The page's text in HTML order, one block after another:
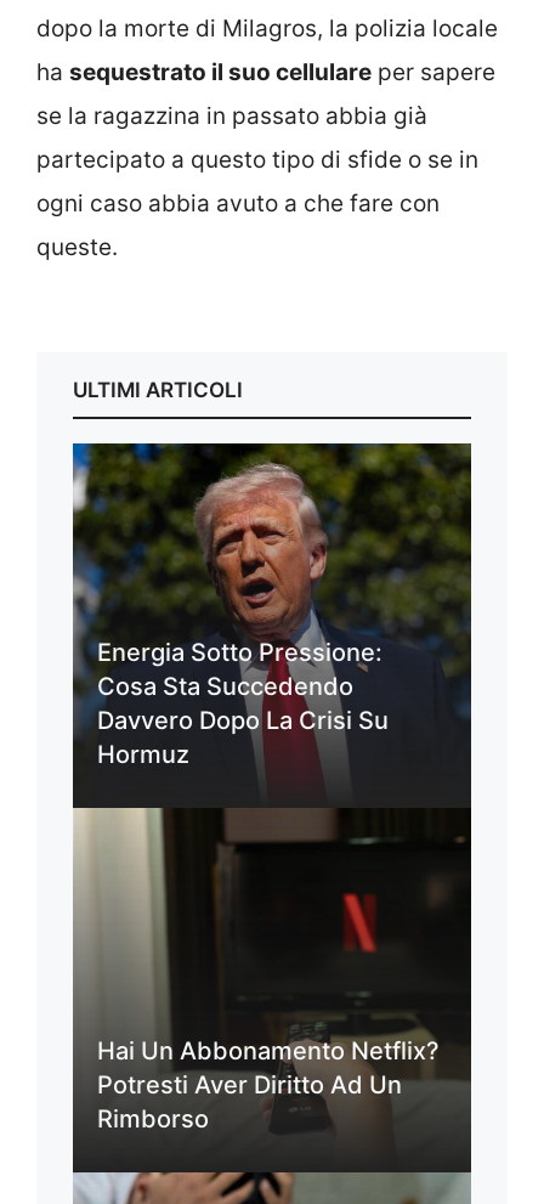
dopo la morte di Milagros, la polizia locale
ha sequestrato il suo cellulare per sapere
se la ragazzina in passato abbia già
partecipato a questo tipo di sfide o se in
ogni caso abbia avuto a che fare con
queste.
ULTIMI ARTICOLI
Energia Sotto Pressione:
Cosa Sta Succedendo
Davvero Dopo La Crisi Su
Hormuz
Hai Un Abbonamento Netflix?
Potresti Aver Diritto Ad Un
Rimborso